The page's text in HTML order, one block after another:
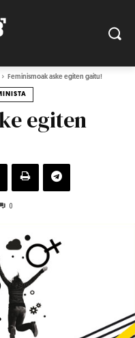
Feminismoak aske egiten gaitu!
egiten
0